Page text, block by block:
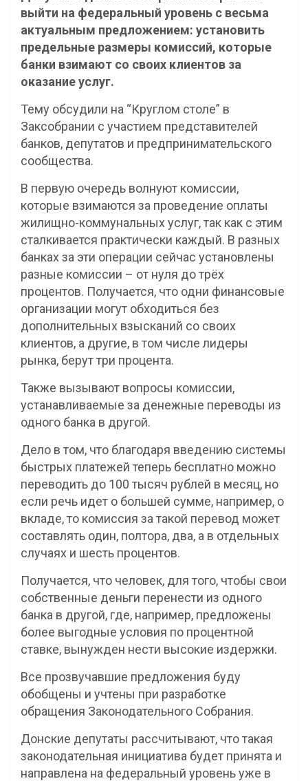
выйти на федеральный уровень с весьма
актуальным предложением: установить
предельные размеры комиссий, которые
банки взимают со своих клиентов за
оказание услуг.
Тему обсудили на “Круглом столе” в
Заксобрании с участием представителей
банков, депутатов и предпринимательского
сообщества.
В первую очередь волнуют комиссии,
которые взимаются за проведение оплаты
жилищно-коммунальных услуг, так как с этим
сталкивается практически каждый. В разных
банках за эти операции сейчас установлены
разные комиссии – от нуля до трёх
процентов. Получается, что одни финансовые
организации могут обходиться без
дополнительных взысканий со своих
клиентов, а другие, в том числе лидеры
рынка, берут три процента.
Также вызывают вопросы комиссии,
устанавливаемые за денежные переводы из
одного банка в другой.
Дело в том, что благодаря введению системы
быстрых платежей теперь бесплатно можно
переводить до 100 тысяч рублей в месяц, но
если речь идет о большей сумме, например, о
вкладе, то комиссия за такой перевод может
составлять один, полтора, два, а в отдельных
случаях и шесть процентов.
Получается, что человек, для того, чтобы свои
собственные деньги перенести из одного
банка в другой, где, например, предложены
более выгодные условия по процентной
ставке, вынужден нести высокие издержки.
Все прозвучавшие предложения буду
обобщены и учтены при разработке
обращения Законодательного Собрания.
Донские депутаты рассчитывают, что такая
законодательная инициатива будет принята и
направлена на федеральный уровень уже в